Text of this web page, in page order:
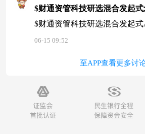
$财通资管科技研选混合发起
$财通资管科技研选混合发起
06-15 09:52
至APP查看更多讨